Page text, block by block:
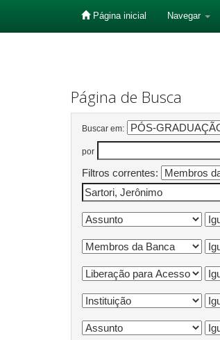
Página inicial Navegar
Página de Busca
Buscar em:
por
Filtros correntes: